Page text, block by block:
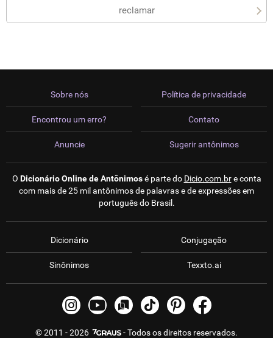
reclamar
Sobre nós
Encontrou um erro?
Anuncie
Política de privacidade
Contato
Sugerir antônimos
O Dicionário Online de Antônimosé parte do Dicio.com.bre conta
com mais de 25 mil antônimos de palavras e de expressões em
português do Brasil.
Dicionário
Sinônimos
Conjugação
Texxto.ai
© 2011 - 2026 - Todos os direitos reservados.